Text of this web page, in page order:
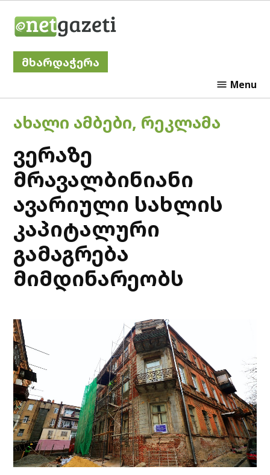
მხარდაჭერა
Menu
POSTED
ᲐᲮᲐᲚᲘ ᲐᲛᲑᲔᲑᲘ, ᲠᲔᲙᲚᲐᲛᲐ
ვერაზე
მრავალბინიანი
ავარიული სახლის
კაპიტალური
გამაგრება
მიმდინარეობს